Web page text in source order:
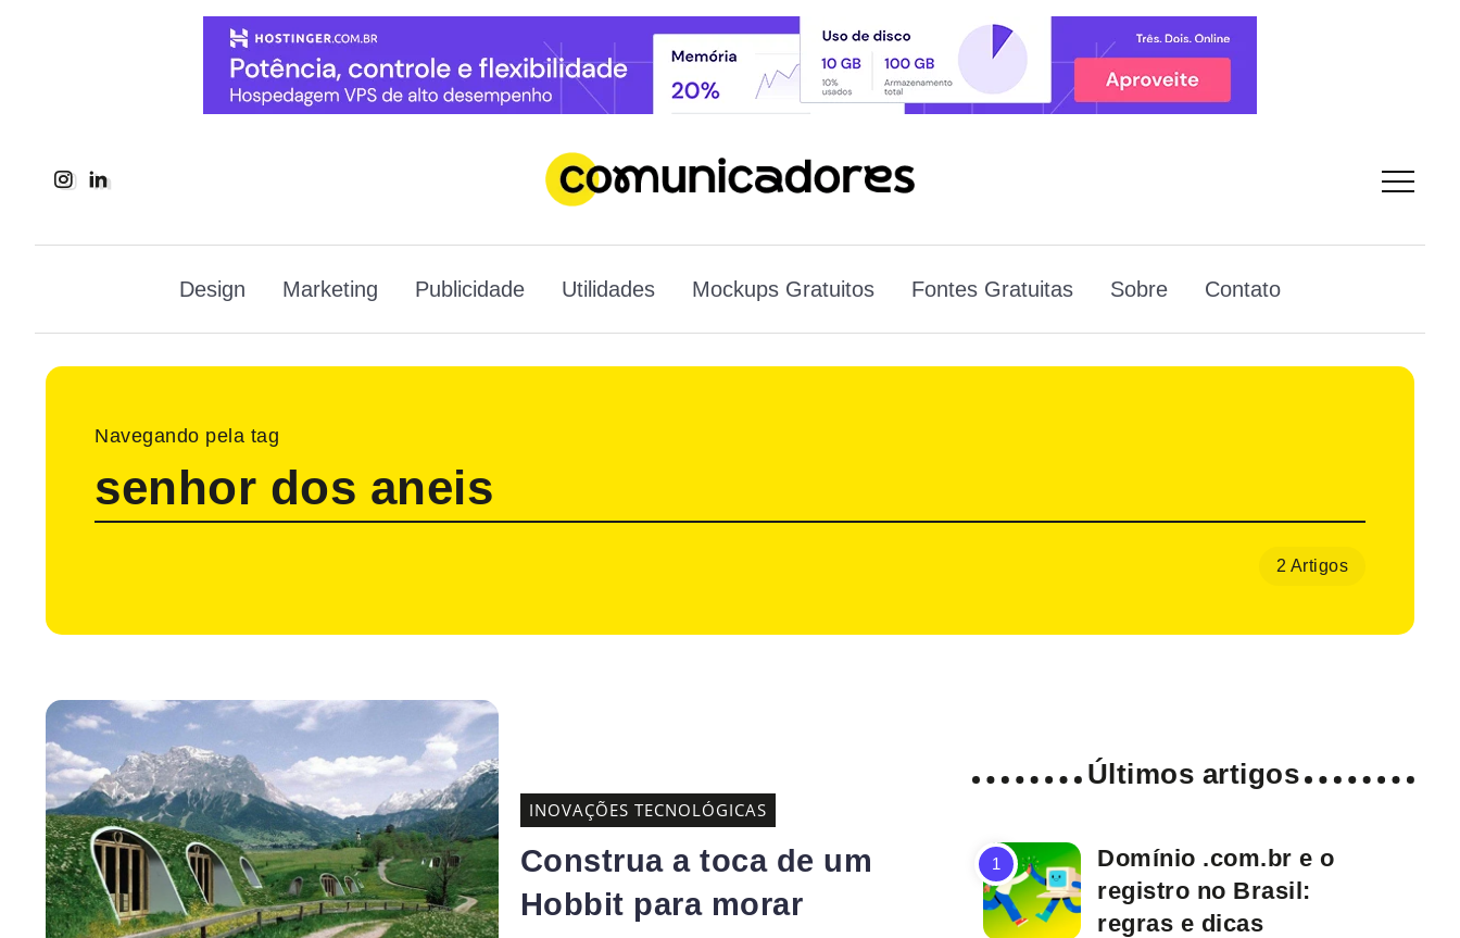
Design Marketing Publicidade Utilidades Mockups Gratuitos Fontes Gratuitas Sobre Contato
Navegando pela tag
senhor dos aneis
2 Artigos
INOVAÇÕES TECNOLÓGICAS
Construa a toca de um
Hobbit para morar
Últimos artigos
Domínio .com.br e o
registro no Brasil:
regras e dicas